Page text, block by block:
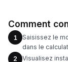
Comment
1
Saisissez le
dans le
2
Visualisez